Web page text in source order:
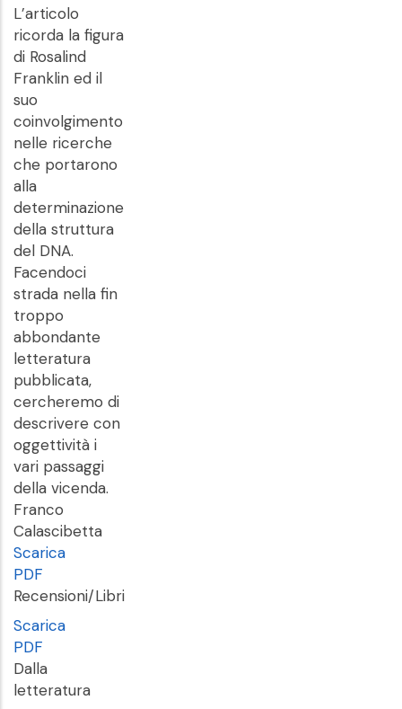
L’articolo
ricorda la figura
di Rosalind
Franklin ed il
suo
coinvolgimento
nelle ricerche
che portarono
alla
determinazione
della struttura
del DNA.
Facendoci
strada nella fin
troppo
abbondante
letteratura
pubblicata,
cercheremo di
descrivere con
oggettività i
vari passaggi
della vicenda.
Franco
Calascibetta
Scarica
PDF
Recensioni/Libri
Scarica
PDF
Dalla
letteratura